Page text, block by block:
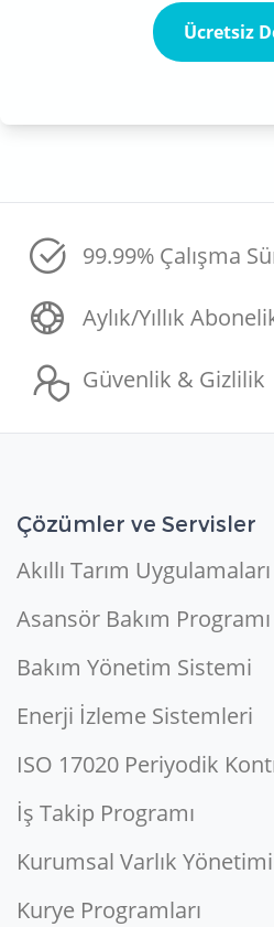
Ücretsiz
99.99% Çalışma
Aylık/Yıllık
Güvenlik & Gizlilik
Çözümler ve Servisler
Akıllı Tarım Uygulamaları
Asansör Bakım Programı
Bakım Yönetim Sistemi
Enerji İzleme Sistemleri
ISO 17020 Periyodik
İş Takip Programı
Kurumsal Varlık Yönetimi
Kurye Programları